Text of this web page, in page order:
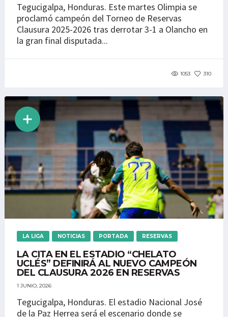
Tegucigalpa, Honduras. Este martes Olimpia se
proclamó campeón del Torneo de Reservas
Clausura 2025-2026 tras derrotar 3-1 a Olancho en
la gran final disputada...
1053 310
LA LIGA NOTICIAS PORTADA RESERVAS
LA CITA EN EL ESTADIO “CHELATO
UCLÉS” DEFINIRÁ AL NUEVO CAMPEÓN
DEL CLAUSURA 2026 EN RESERVAS
1 JUNIO, 2026
Tegucigalpa, Honduras. El estadio Nacional José
de la Paz Herrea será el escenario donde se